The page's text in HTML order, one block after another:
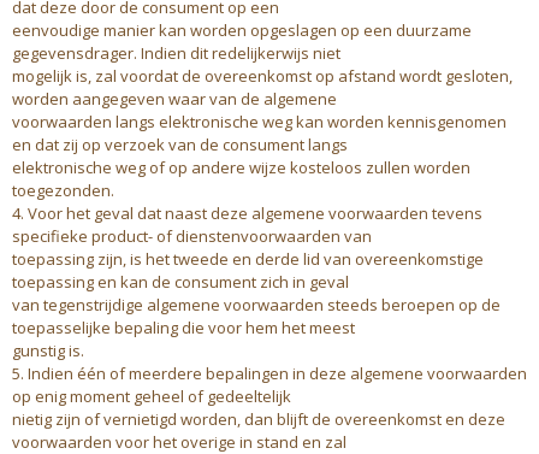
dat deze door de consument op een
eenvoudige manier kan worden opgeslagen op een duurzame
gegevensdrager. Indien dit redelijkerwijs niet
mogelijk is, zal voordat de overeenkomst op afstand wordt gesloten,
worden aangegeven waar van de algemene
voorwaarden langs elektronische weg kan worden kennisgenomen
en dat zij op verzoek van de consument langs
elektronische weg of op andere wijze kosteloos zullen worden
toegezonden.
4. Voor het geval dat naast deze algemene voorwaarden tevens
specifieke product- of dienstenvoorwaarden van
toepassing zijn, is het tweede en derde lid van overeenkomstige
toepassing en kan de consument zich in geval
van tegenstrijdige algemene voorwaarden steeds beroepen op de
toepasselijke bepaling die voor hem het meest
gunstig is.
5. Indien één of meerdere bepalingen in deze algemene voorwaarden
op enig moment geheel of gedeeltelijk
nietig zijn of vernietigd worden, dan blijft de overeenkomst en deze
voorwaarden voor het overige in stand en zal